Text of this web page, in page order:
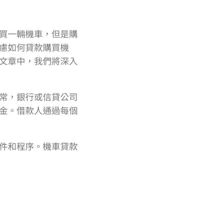
一輛機車，但是購
如何貸款購買機
章中，我們將深入
，銀行或信貸公司
。借款人通過每個
和程序。機車貸款